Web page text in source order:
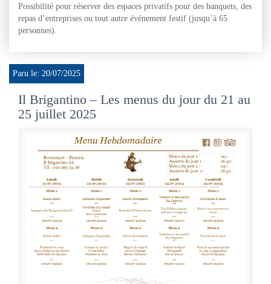
Possibilité pour réserver des espaces privatifs pour des banquets, des
repas d’entreprises ou tout autre événement festif (jusqu’à 65
personnes).
Paru le: 20/07/2025
Il Brigantino – Les menus du jour du 21 au
25 juillet 2025